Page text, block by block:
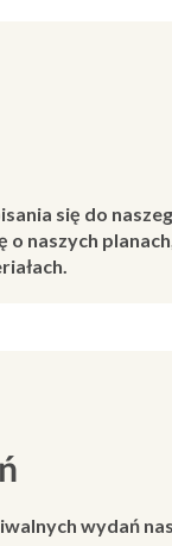
się do
naszych
wydań